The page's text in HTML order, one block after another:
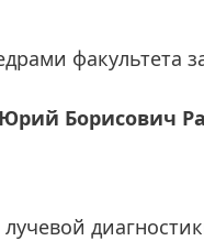
факультета
Юрий Борисович